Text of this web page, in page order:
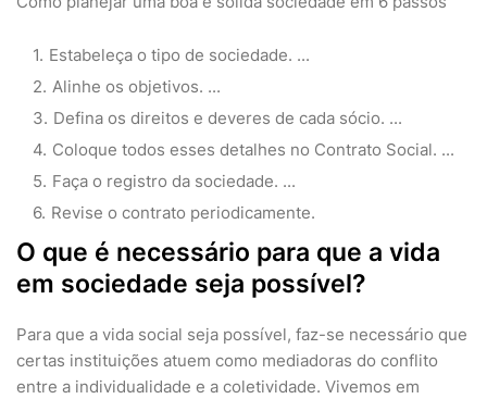
Estabeleça o tipo de sociedade. ...
Alinhe os objetivos. ...
Defina os direitos e deveres de cada sócio. ...
Coloque todos esses detalhes no Contrato Social. ...
Faça o registro da sociedade. ...
Revise o contrato periodicamente.
O que é necessário para que a vida
em sociedade seja possível?
Para que a vida social seja possível, faz-se necessário que
certas instituições atuem como mediadoras do conflito
entre a individualidade e a coletividade. Vivemos em